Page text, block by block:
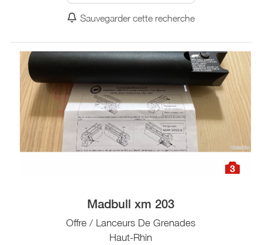
Sauvegarder cette recherche
3
Madbull xm 203
Offre / Lanceurs De Grenades
Haut-Rhin